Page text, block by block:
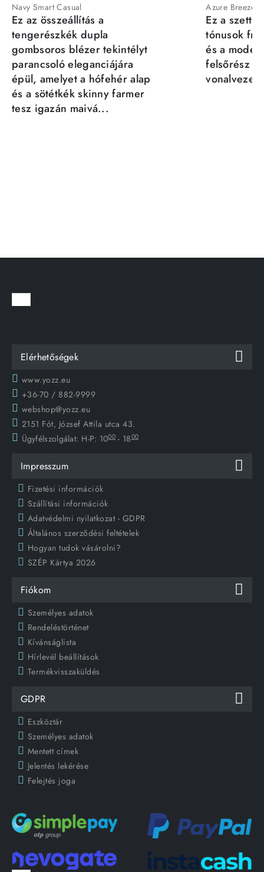
Navy Smart Casual
Ez az összeállítás a
tengerészkék dupla
gombsoros blézer tekintélyt
parancsoló eleganciájára
épül, amelyet a hófehér alap
és a sötétkék skinny farmer
tesz igazán maivá...
Azure Breeze
Ez a szett
tónusok
és a
felsőrész
Elérhetőségek
www.yozz.eu
+36-70 / 882-9999
webshop@yozz.eu
2151 Fót, József Attila utca 43.
Ügyfélszolgálat: H-P: 1000 - 1800
Impresszum
Fizetési információk
Szállítási információk
Adatvédelmi nyilatkozat - GDPR
Általános szerződési feltételek
Hogyan tudok vásárolni?
SZÉP Kártya 2026
Fiókom
Személyes adatok
Rendeléstörténet
Kívánságlista
Hírlevél beállítások
Termékvisszaküldés
GDPR
Eszköztár
Személyes adatok
Mentett címek
Jelentés lekérése
Felejtés joga